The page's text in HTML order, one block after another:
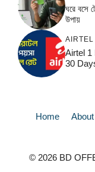
ঘরে বসে
উপায়
AIRTEL
Airtel 1
30
Home
© 2026 BD